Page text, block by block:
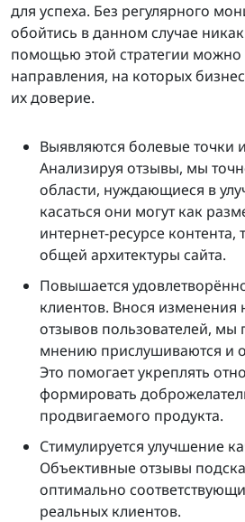
для успеха. Без регулярного
обойтись в данном случае никак
помощью этой стратегии можно
направления, на которых
их доверие.
Выявляются болевые точки
Анализируя отзывы, мы
области, нуждающиеся в
касаться они могут как
интернет-ресурсе контента,
общей архитектуры сайта.
Повышается
клиентов. Внося изменения
отзывов пользователей, мы
мнению прислушиваются и
Это помогает укреплять
формировать
продвигаемого продукта.
Стимулируется улучшение
Объективные отзывы
оптимально
реальных клиентов.